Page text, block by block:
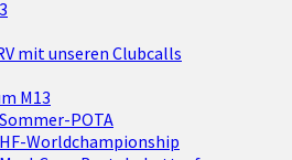
mit unseren Clubcalls
M13
POTA
HF-Worldchampionship